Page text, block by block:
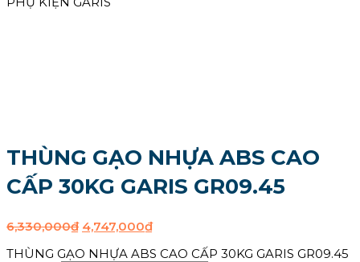
THÙNG GẠO NHỰA ABS CAO
CẤP 30KG GARIS GR09.45
6,330,000₫ 4,747,000₫
THÙNG GẠO NHỰA ABS CAO CẤP 30KG GARIS GR09.45